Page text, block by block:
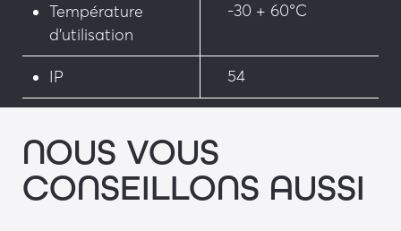
Température
d’utilisation
-30 + 60°C
IP 54
NOUS VOUS
CONSEILLONS AUSSI